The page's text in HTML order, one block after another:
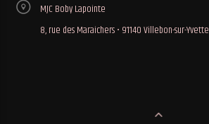
MJC Boby Lapointe
8, rue des Maraichers • 91140 Villebon-sur-Yvette